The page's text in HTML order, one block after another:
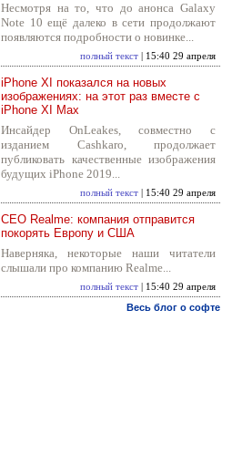
Несмотря на то, что до анонса Galaxy
Note 10 ещё далеко в сети продолжают
появляются подробности о новинке...
полный текст | 15:40 29 апреля
iPhone XI показался на новых
изображениях: на этот раз вместе с
iPhone XI Max
Инсайдер OnLeakes, совместно с
изданием Cashkaro, продолжает
публиковать качественные изображения
будущих iPhone 2019...
полный текст | 15:40 29 апреля
CEO Realme: компания отправится
покорять Европу и США
Наверняка, некоторые наши читатели
слышали про компанию Realme...
полный текст | 15:40 29 апреля
Весь блог о софте